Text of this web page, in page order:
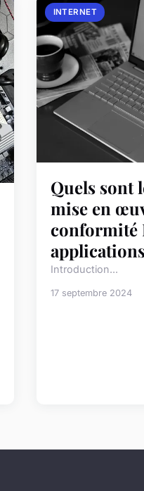
INTERNET
Quels sont
mise en
conformité
Introduction...
17 septembre 2024